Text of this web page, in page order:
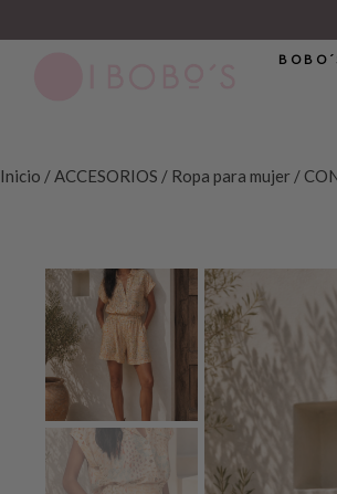
Inicio /ACCESORIOS / Ropa para mujer /